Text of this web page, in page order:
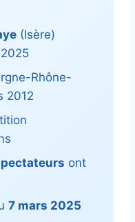
(Isère)
Rhône-
2012
ont
7 mars 2025